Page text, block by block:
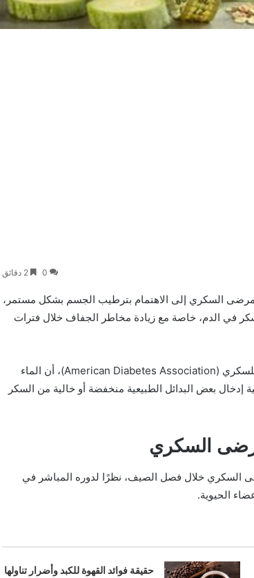
0
مرضى السكري إلى الاهتمام بترطيب الجسم بشكل مستمر،
في الدم، خاصة مع زيادة مخاطر الجفاف خلال فترات
ويؤكد خبراء الصحة، إلى جانب توصيات الجمعية الأمريكية للسكري (American Diabetes Association)، أن الماء
إدخال بعض البدائل الطبيعية منخفضة أو خالية من السكر
لمرضى السكري
السكري خلال فصل الصيف، نظرًا لدوره المباشر في
الحيوية.
حقيقة فوائد القهوة للكبد وأضرار تناولها